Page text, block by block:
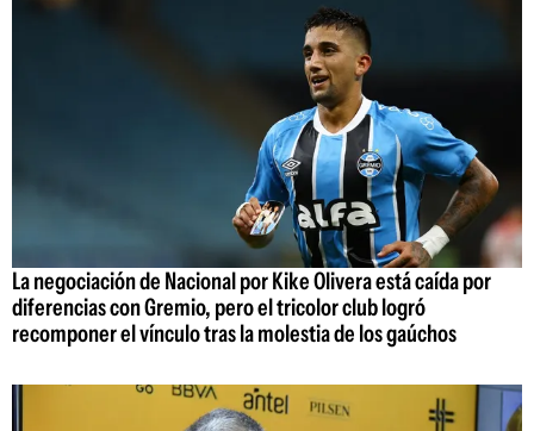
La negociación de Nacional por Kike Olivera está caída por
diferencias con Gremio, pero el tricolor club logró
recomponer el vínculo tras la molestia de los gaúchos